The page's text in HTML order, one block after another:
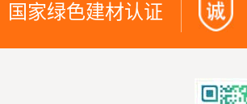
国家绿色建材认证